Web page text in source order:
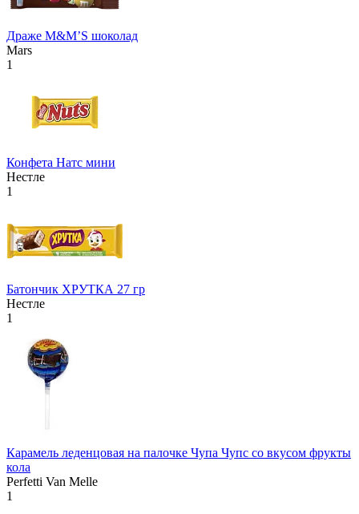
Драже М&М’S шоколад
Mars
1
Конфета Натс мини
Нестле
1
Батончик ХРУТКА 27 гр
Нестле
1
Карамель леденцовая на палочке Чупа Чупс со вкусом фрукты
кола
Perfetti Van Melle
1